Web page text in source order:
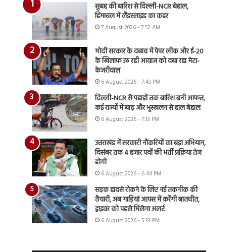
सुबह की बारिश से दिल्ली-NCR बेहाल,
हिमाचल में लैंडस्लाइड का कहर
7 August 2026 - 7:52 AM
मोदी सरकार के दबाव में पेपर लीक और ई-20
के खिलाफ उठ रही आवाज को दबा रहा मेटा-
केजरीवाल
6 August 2026 - 7:43 PM
दिल्ली-NCR से पहाड़ों तक बारिश बनी आफत,
कई राज्यों में बाढ़ और भूस्खलन से हाल बेहाल
6 August 2026 - 7:13 PM
उत्तराखंड में सरकारी नौकरियों का बड़ा अभियान,
दिसंबर तक 4 हजार पदों की भर्ती प्रक्रिया तेज
होगी
6 August 2026 - 6:44 PM
सड़क हादसे रोकने के लिए नई तकनीक की
तैयारी, अब गाड़ियां आपस में करेंगी बातचीत,
ड्राइवर को पहले मिलेगा अलर्ट
6 August 2026 - 5:33 PM